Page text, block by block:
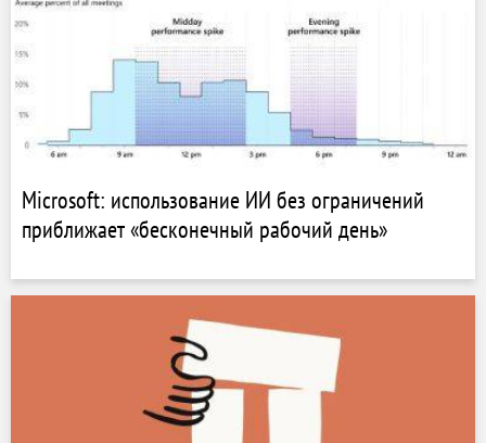
Microsoft: использование ИИ без ограничений
приближает «бесконечный рабочий день»